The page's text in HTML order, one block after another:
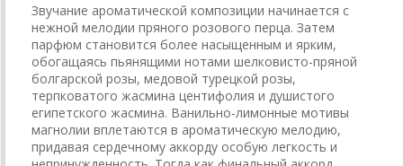
Звучание ароматической композиции начинается с
нежной мелодии пряного розового перца. Затем
парфюм становится более насыщенным и ярким,
обогащаясь пьянящими нотами шелковисто-пряной
болгарской розы, медовой турецкой розы,
терпковатого жасмина центифолия и душистого
египетского жасмина. Ванильно-лимонные мотивы
магнолии вплетаются в ароматическую мелодию,
придавая сердечному аккорду особую легкость и